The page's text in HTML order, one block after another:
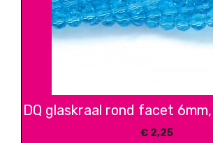
DQ glaskraal rond facet
€2,25